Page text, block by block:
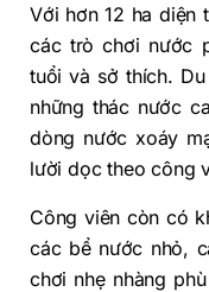
Với hơn 12 ha diện
các trò chơi nước
tuổi và sở thích.
những thác nước
dòng nước xoáy
lười dọc theo công
Công viên còn có
các bể nước nhỏ,
chơi nhẹ nhàng